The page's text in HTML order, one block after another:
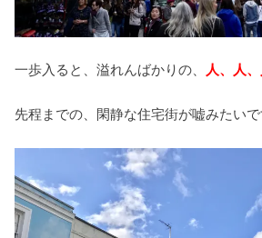
一歩入ると、溢れんばかりの、 人、人
先程までの、閑静な住宅街が嘘みたいで